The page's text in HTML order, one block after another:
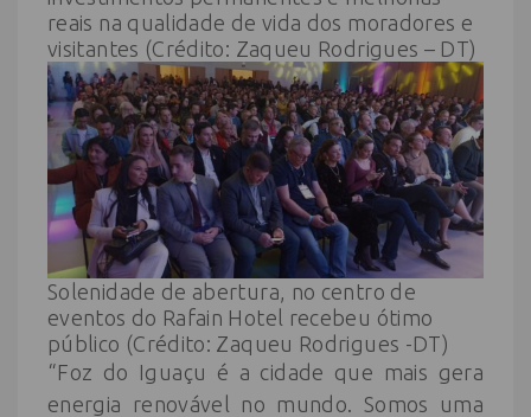
reais na qualidade de vida dos moradores e
visitantes (Crédito: Zaqueu Rodrigues – DT)
Solenidade de abertura, no centro de
eventos do Rafain Hotel recebeu ótimo
público (Crédito: Zaqueu Rodrigues -DT)
“Foz do Iguaçu é a cidade que mais gera
energia renovável no mundo. Somos uma